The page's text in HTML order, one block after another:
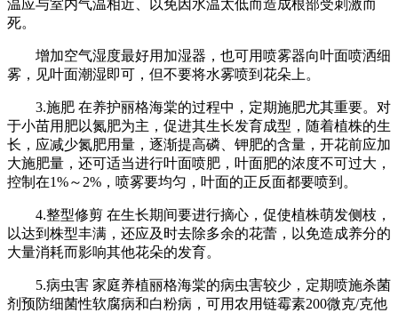
温应与室内气温相近、以免因水温太低而造成根部受刺激而
死。
增加空气湿度最好用加湿器，也可用喷雾器向叶面喷洒细
雾，见叶面潮湿即可，但不要将水雾喷到花朵上。
3.施肥 在养护丽格海棠的过程中，定期施肥尤其重要。对
于小苗用肥以氮肥为主，促进其生长发育成型，随着植株的生
长，应减少氮肥用量，逐渐提高磷、钾肥的含量，开花前应加
大施肥量，还可适当进行叶面喷肥，叶面肥的浓度不可过大，
控制在1%～2%，喷雾要均匀，叶面的正反面都要喷到。
4.整型修剪 在生长期间要进行摘心，促使植株萌发侧枝，
以达到株型丰满，还应及时去除多余的花蕾，以免造成养分的
大量消耗而影响其他花朵的发育。
5.病虫害 家庭养植丽格海棠的病虫害较少，定期喷施杀菌
剂预防细菌性软腐病和白粉病，可用农用链霉素200微克/克他